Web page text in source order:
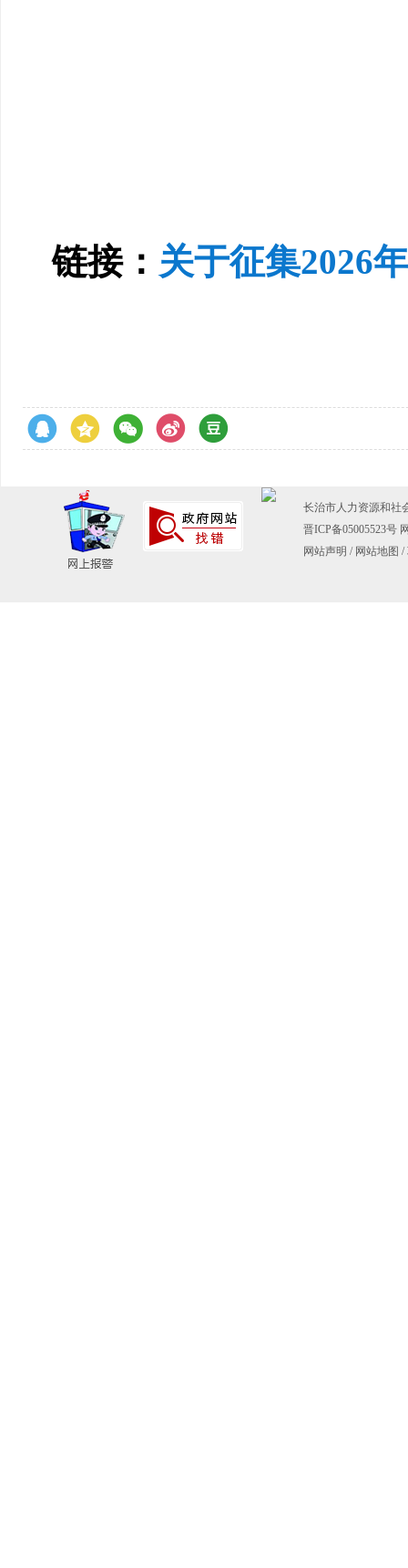
链接： 关于征集2026
长治市人力资源和社
晋ICP备05005523号
网站声明 / 网站地图 /